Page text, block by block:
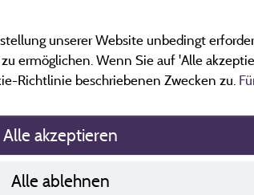
unserer Website unbedingt
ermöglichen. Wenn Sie auf 'Alle
Richtlinie beschriebenen Zwecken zu.
Alle akzeptieren
Alle ablehnen